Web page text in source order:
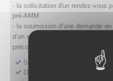
- la sollicitation d'un rendez-vous
pré-AMM
- la soumission d’une demande
d’un renouvellement, d’une
précoce
Sollicitation RDV pré-dépôt
Déposer une demande ou